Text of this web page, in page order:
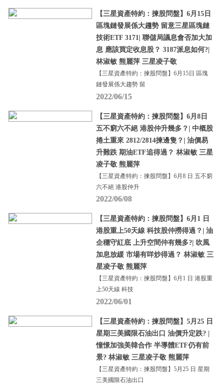
【三星資產特約：揀股問盤】6月15日
區塊鏈發展係大趨勢 留意三星區塊鏈
技術ETF 3171| 聯儲局議息會否加大加
息 應該買定收息股？ 3187派息如何?|
林淑敏 熊麗萍 三星凌子敬
【三星資產特約：揀股問盤】6月15日 區塊
鏈發展係大趨勢 留
2022/06/15
【三星資產特約：揀股問盤】6月8日
五不窮六不絕 港股仲升幾多？| 中概股
捲土重來 2812/2814揀邊隻？| 油價易
升難跌 期油ETF追得過？ 林淑敏 三星
凌子敬 熊麗萍
【三星資產特約：揀股問盤】6月8 日 五不窮
六不絕 港股仲升
2022/06/08
【三星資產特約：揀股問盤】6月1 日
港股重上50天線 科技股仲撈得過？| 油
企穩守紅底 上升空間仲有幾多?| 吹風
加息放緩 市場有咩炒得過？ 林淑敏 三
星凌子敬 熊麗萍
【三星資產特約：揀股問盤】6月1 日 港股重
上50天線 科技
2022/06/01
【三星資產特約：揀股問盤】5月25 日
星期三美國限石油出口 油價升定跌? |
憧憬加強美韓合作 半導體ETF仍有前
景? 林淑敏 三星凌子敬 熊麗萍
【三星資產特約：揀股問盤】5月25 日 星期
三美國限石油出口